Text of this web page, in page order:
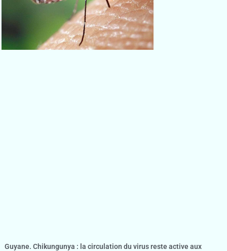
Guyane. Chikungunya : la circulation du virus reste active aux